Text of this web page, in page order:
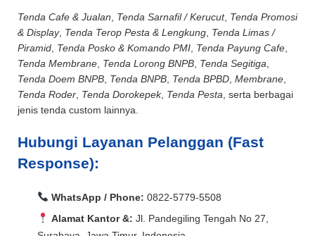
Tenda Cafe & Jualan Tenda Sarnafil / Kerucut, Tenda Promosi
& Display, Tenda Terop Pesta & Lengkung Tenda Limas /
Piramid Tenda Posko & Komando PMI Tenda Payung Cafe
Tenda Membrane Tenda Lorong BNPB Tenda Segitiga
Tenda Doem BNPB Tenda BNPB Tenda BPBD Membrane
Tenda Roder Tenda Dorokepek, Tenda Pesta , serta berbagai
jenis tenda custom lainnya.
Hubungi Layanan Pelanggan (Fast
Response):
WhatsApp / Phone: 0822-5779-5508
Alamat Kantor &: Jl. Pandegiling Tengah No 27,